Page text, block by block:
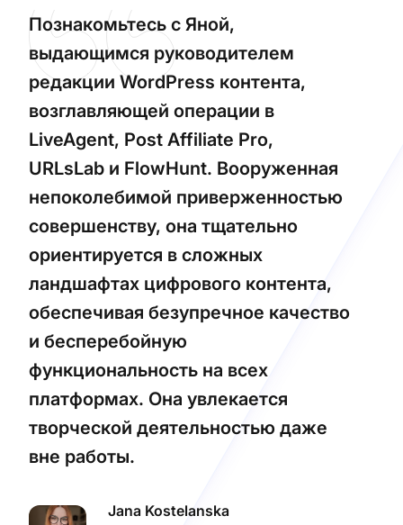
Познакомьтесь с Яной,
выдающимся руководителем
редакции WordPress контента,
возглавляющей операции в
LiveAgent, Post Affiliate Pro,
URLsLab и FlowHunt. Вооруженная
непоколебимой приверженностью
совершенству, она тщательно
ориентируется в сложных
ландшафтах цифрового контента,
обеспечивая безупречное качество
и бесперебойную
функциональность на всех
платформах. Она увлекается
творческой деятельностью даже
вне работы.
Jana Kostelanska